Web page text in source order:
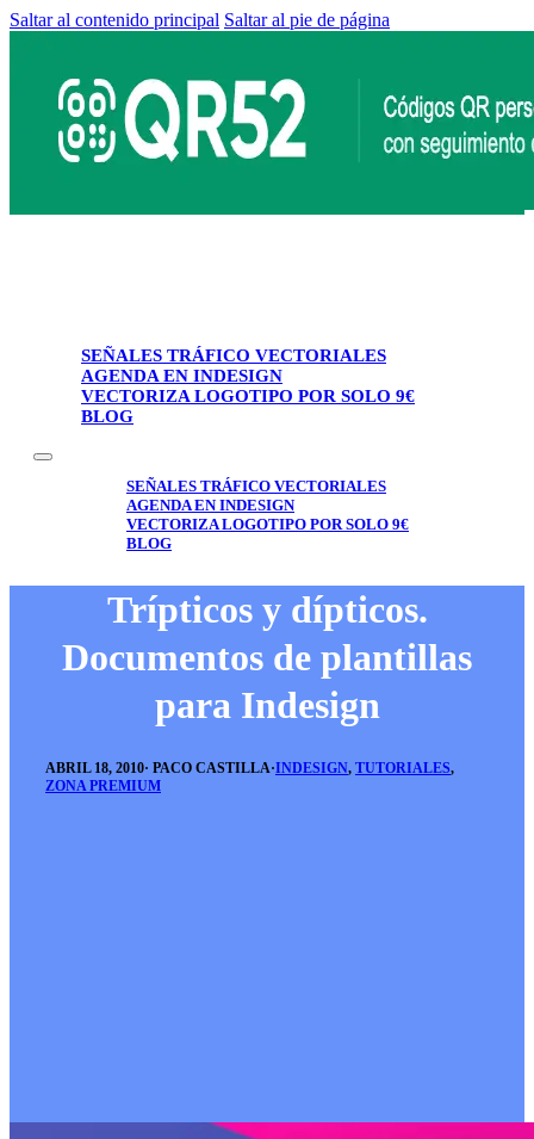
Saltar al contenido principal Saltar al pie de página
SEÑALES TRÁFICO VECTORIALES
AGENDA EN INDESIGN
VECTORIZA LOGOTIPO POR SOLO 9€
BLOG
SEÑALES TRÁFICO VECTORIALES
AGENDA EN INDESIGN
VECTORIZA LOGOTIPO POR SOLO 9€
BLOG
Trípticos y dípticos.
Documentos de plantillas
para Indesign
ABRIL 18, 2010· PACO CASTILLA·INDESIGN, TUTORIALES,
ZONA PREMIUM